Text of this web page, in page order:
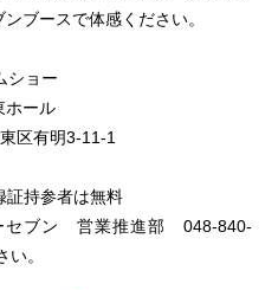
ブースで体感ください。
ショー
ール
区有明3-11-1
持参者は無料
セブン 営業推進部 048-840-
。